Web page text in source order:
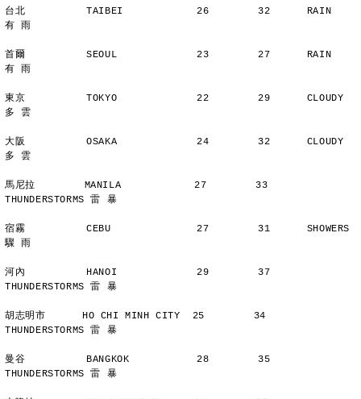
台北          TAIBEI            26        32      RAIN
有 雨
首爾          SEOUL             23        27      RAIN
有 雨
東京          TOKYO             22        29      CLOUDY
多 雲
大阪          OSAKA             24        32      CLOUDY
多 雲
馬尼拉        MANILA            27        33
THUNDERSTORMS 雷 暴
宿霧          CEBU              27        31      SHOWERS
驟 雨
河內          HANOI             29        37
THUNDERSTORMS 雷 暴
胡志明市      HO CHI MINH CITY  25        34
THUNDERSTORMS 雷 暴
曼谷          BANGKOK           28        35
THUNDERSTORMS 雷 暴